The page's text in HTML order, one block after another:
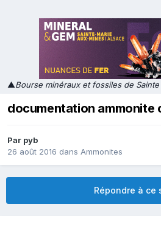
▲Bourse minéraux et fossiles de
documentation ammonite
Par pyb
26 août 2016 dans Ammonites
Répondre à ce